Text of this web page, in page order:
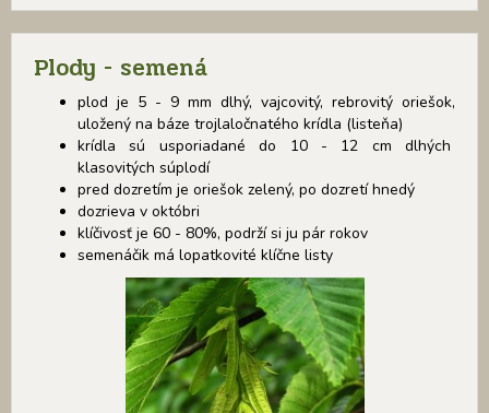
Plody - semená
plod je 5 - 9 mm dlhý, vajcovitý, rebrovitý oriešok,
uložený na báze trojlaločnatého krídla (listeňa)
krídla sú usporiadané do 10 - 12 cm dlhých
klasovitých súplodí
pred dozretím je oriešok zelený, po dozretí hnedý
dozrieva v októbri
klíčivosť je 60 - 80%, podrží si ju pár rokov
semenáčik má lopatkovité klíčne listy